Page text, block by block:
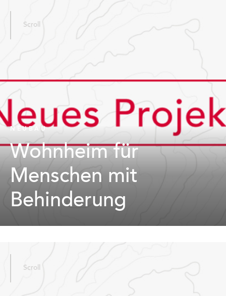
Scroll
NEUBAU
Wohnheim für
Menschen mit
Behinderung
Scroll